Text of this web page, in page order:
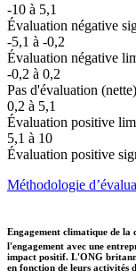
-10 à 5,1
Évaluation négative
-5,1 à -0,2
Évaluation négative
-0,2 à 0,2
Pas d'évaluation (nette)
0,2 à 5,1
Évaluation positive
5,1 à 10
Évaluation positive
Méthodologie
Engagement climatique de la
l'engagement avec une
impact positif. L'ONG
en fonction de leurs activités